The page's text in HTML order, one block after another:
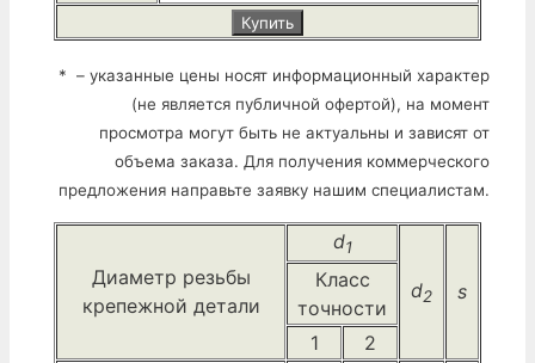
Купить
* – указанные цены носят информационный характер
(не является публичной офертой), на момент
просмотра могут быть не актуальны и зависят от
объема заказа. Для получения коммерческого
предложения направьте заявку нашим специалистам.
Диаметр резьбы
крепежной детали
d1
d2 s
Класс
точности
1
2